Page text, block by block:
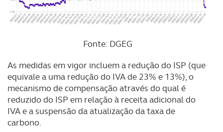
Adicionalmente partilhamos informação, relativa à sua
utilização do nosso site de publicidade e de análise, com
dados pessoais serão realizadas apenas com o seu
consentimento e quando tal se afigure estritamente
necessário no contexto dos serviços a prestar.
Realçamos que o bloqueio de certo tipo de Cookies e
tecnologias similares pode ter impacto na sua
Fonte: DGEG
As medidas em vigor incluem a redução do ISP (que
equivale a uma redução do IVA de 23% e 13%), o
mecanismo de compensação através do qual é
reduzido do ISP em relação à receita adicional do
IVA e a suspensão da atualização da taxa de
carbono.